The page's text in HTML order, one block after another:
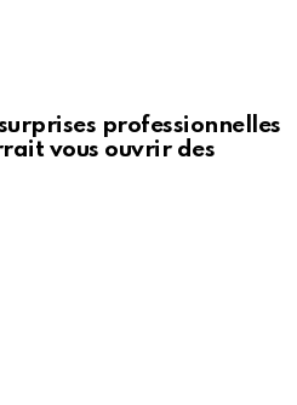
professionnelles
vous ouvrir des